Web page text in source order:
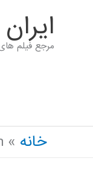
مرجع فیلم
خانه